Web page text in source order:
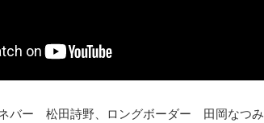
バー 松田詩野、ロングボーダー 田岡なつみ